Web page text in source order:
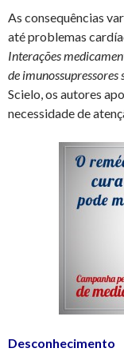
As consequências
até problemas
Interações
de imunossupressores
Scielo, os autores
necessidade de
Desconhecimento